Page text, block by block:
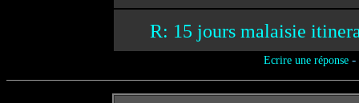
R: 15 jours malaisie
Ecrire une réponse-